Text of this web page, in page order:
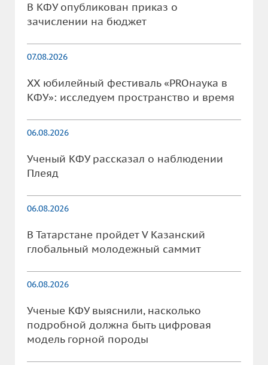
В КФУ опубликован приказ о
зачислении на бюджет
07.08.2026
XX юбилейный фестиваль «PROнаука в
КФУ»: исследуем пространство и время
06.08.2026
Ученый КФУ рассказал о наблюдении
Плеяд
06.08.2026
В Татарстане пройдет V Казанский
глобальный молодежный саммит
06.08.2026
Ученые КФУ выяснили, насколько
подробной должна быть цифровая
модель горной породы